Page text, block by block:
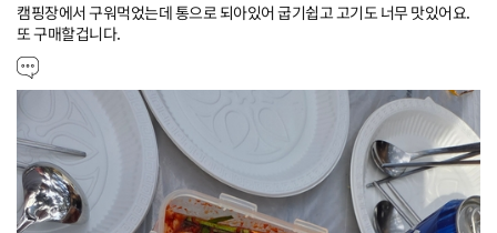
캠핑장에서 구워먹었는데 통으로 되아있어 굽기쉽고 고기도 너무 맛있어요.
또 구매할겁니다.